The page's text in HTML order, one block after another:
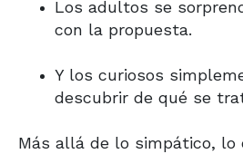
Los adultos se
con la propuesta.
Y los curiosos
descubrir de qué se
Más allá de lo simpático, lo